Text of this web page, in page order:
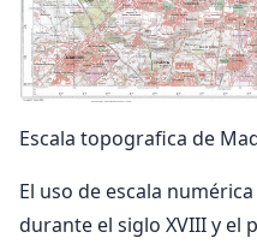
Escala topografica de
El uso de escala
durante el siglo XVIII y el